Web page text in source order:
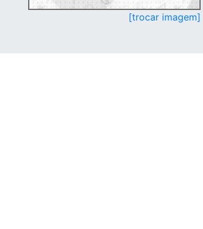
[trocar imagem]